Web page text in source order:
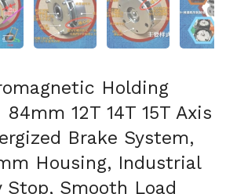
Holding
12T 14T 15T Axis
Brake System,
Housing, Industrial
Stop, Smooth Load